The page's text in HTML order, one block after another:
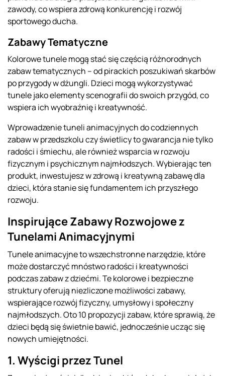
zawody, co wspiera zdrową konkurencję i rozwój
sportowego ducha.
Zabawy Tematyczne
Kolorowe tunele mogą stać się częścią różnorodnych
zabaw tematycznych – od pirackich poszukiwań skarbów
po przygody w dżungli. Dzieci mogą wykorzystywać
tunele jako elementy scenografii do swoich przygód, co
wspiera ich wyobraźnię i kreatywność.
Wprowadzenie tuneli animacyjnych do codziennych
zabaw w przedszkolu czy świetlicy to gwarancja nie tylko
radości i śmiechu, ale również wsparcia w rozwoju
fizycznym i psychicznym najmłodszych. Wybierając ten
produkt, inwestujesz w zdrową i kreatywną zabawę dla
dzieci, która stanie się fundamentem ich przyszłego
rozwoju.
Inspirujące Zabawy Rozwojowe z
Tunelami Animacyjnymi
Tunele animacyjne to wszechstronne narzędzie, które
może dostarczyć mnóstwo radości i kreatywności
podczas zabaw z dziećmi. Te kolorowe i bezpieczne
struktury oferują niezliczone możliwości zabawy,
wspierające rozwój fizyczny, umysłowy i społeczny
najmłodszych. Oto 10 propozycji zabaw, które sprawią, że
dzieci będą się świetnie bawić, jednocześnie ucząc się
nowych umiejętności.
1. Wyścigi przez Tunel